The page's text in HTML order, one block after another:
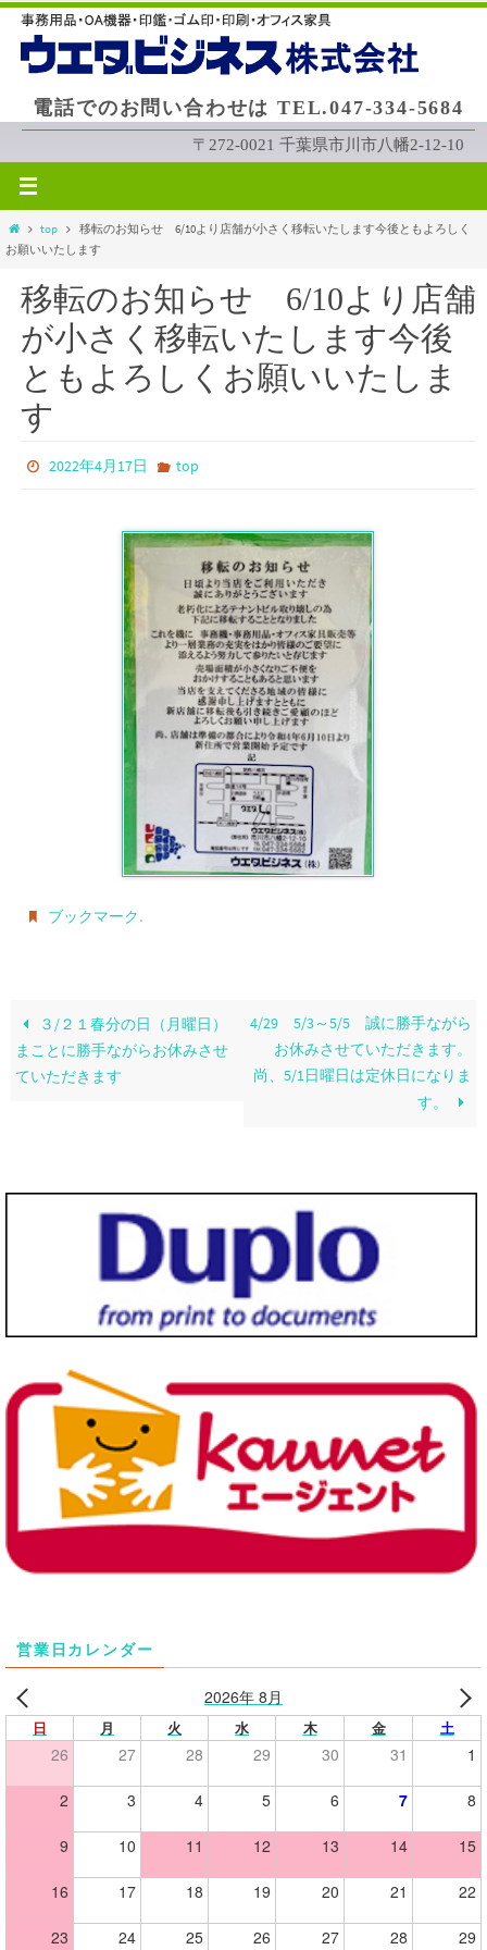
コ
ス
ッ
プ
電話でのお問い合わせは TEL.047-334-5684
〒272-0021 千葉県市川市八幡2-12-10
ホ
ー
top
移転のお知らせ 6/10より店舗が小さく移転いたします今後ともよろしく
お願いいたします
移転のお知らせ 6/10より店舗
が小さく移転いたします今後
ともよろしくお願いいたしま
す
2022年4月17日 top
ブックマーク.
３/２１春分の日（月曜日）
まことに勝手ながらお休みさせ
ていただきます
4/29 5/3～5/5 誠に勝手ながら
お休みさせていただきます。
尚、5/1日曜日は定休日になりま
す。
営業日カレンダー
2026年 8月
日 月 火 水 木 金 土
26 27 28 29 30 31 1
2 3 4 5 6 7 8
9 10 11 12 13 14 15
16 17 18 19 20 21 22
23 24 25 26 27 28 29